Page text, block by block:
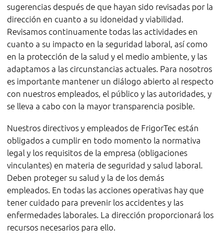
sugerencias después de que hayan sido revisadas por la
dirección en cuanto a su idoneidad y viabilidad.
Revisamos continuamente todas las actividades en
cuanto a su impacto en la seguridad laboral, así como
en la protección de la salud y el medio ambiente, y las
adaptamos a las circunstancias actuales. Para nosotros
es importante mantener un diálogo abierto al respecto
con nuestros empleados, el público y las autoridades, y
se lleva a cabo con la mayor transparencia posible.
Nuestros directivos y empleados de FrigorTec están
obligados a cumplir en todo momento la normativa
legal y los requisitos de la empresa (obligaciones
vinculantes) en materia de seguridad y salud laboral.
Deben proteger su salud y la de los demás
empleados. En todas las acciones operativas hay que
tener cuidado para prevenir los accidentes y las
enfermedades laborales. La dirección proporcionará los
recursos necesarios para ello.